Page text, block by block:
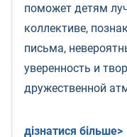
поможет детям
коллективе,
письма,
уверенность и
дружественной
дізнатися більше>